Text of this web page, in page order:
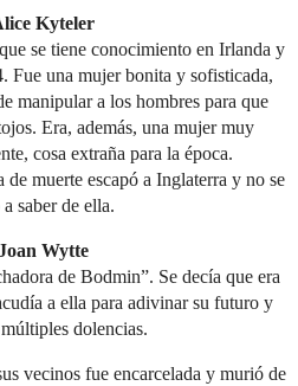
Kyteler
se tiene conocimiento en Irlanda y
Fue una mujer bonita y sofisticada,
manipular a los hombres para que
Era, además, una mujer muy
cosa extraña para la época.
muerte escapó a Inglaterra y no se
saber de ella.
Wytte
de Bodmin”. Se decía que era
a ella para adivinar su futuro y
dolencias.
vecinos fue encarcelada y murió de